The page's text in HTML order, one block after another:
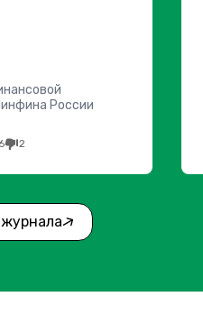
России
6 2